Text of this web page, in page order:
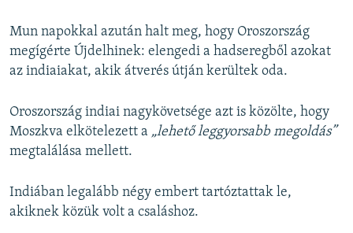
Mun napokkal azután halt meg, hogy Oroszország
megígérte Újdelhinek: elengedi a hadseregből azokat
az indiaiakat, akik átverés útján kerültek oda.
Oroszország indiai nagykövetsége azt is közölte, hogy
Moszkva elkötelezett a „lehető leggyorsabb megoldás”
megtalálása mellett.
Indiában legalább négy embert tartóztattak le,
akiknek közük volt a csaláshoz.